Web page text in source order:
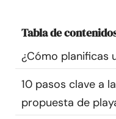
Recursos
Comunidad
Encuentra un
Tabla de
¿Cómo planificas
10 pasos clave a
propuesta de